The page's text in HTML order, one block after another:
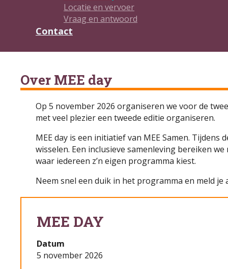
Locatie en vervoer
Vraag en antwoord
Contact
Over MEE day
Op 5 november 2026 organiseren we voor de
met veel plezier een tweede editie organiseren.
MEE day is een initiatief van MEE Samen.
wisselen. Een inclusieve samenleving bereiken
waar iedereen z’n eigen programma kiest.
Neem snel een duik in het programma en meld
MEE DAY
Datum
5 november 2026